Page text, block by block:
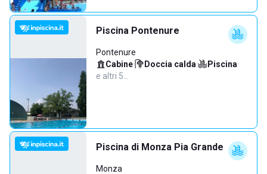
Piscina Pontenure
Pontenure
Cabine· Doccia calda· Piscina·
e altri 5…
Piscina di Monza Pia Grande
Monza